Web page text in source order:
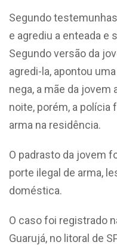
Segundo
e agrediu a enteada e
Segundo versão da
agredi-la, apontou
nega, a mãe da jovem
noite, porém, a polícia
arma na residência.
O padrasto da jovem
porte ilegal de arma,
doméstica.
O caso foi registrado
Guarujá, no litoral de